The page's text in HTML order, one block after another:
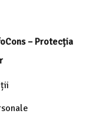
– Protecția